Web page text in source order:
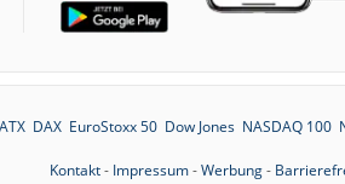
DAX EuroStoxx 50 Dow Jones NASDAQ 100
Kontakt- Impressum-Werbung-